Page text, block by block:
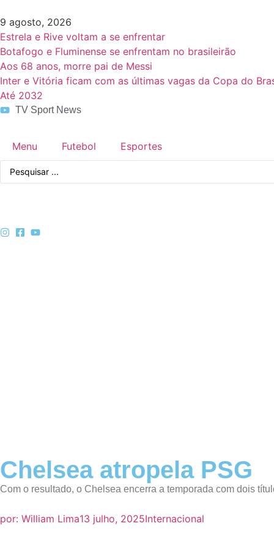
9 agosto, 2026
Estrela e Rive voltam a se enfrentar
Botafogo e Fluminense se enfrentam no brasileirão
Aos 68 anos, morre pai de Messi
Inter e Vitória ficam com as últimas vagas da Copa do
Até 2032
TV Sport News
Menu Futebol Esportes
Chelsea atropela PSG
Com o resultado, o Chelsea encerra a temporada com dois
por: William Lima13 julho, 2025Internacional